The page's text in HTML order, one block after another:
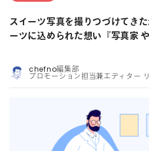
スイーツ写真を撮りつづけてき
ーツに込められた想い『写真家
chefno編集部
プロモーション担当兼エディター